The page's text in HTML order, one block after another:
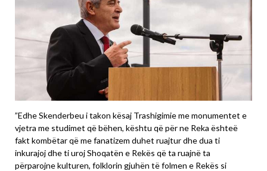
”Edhe Skenderbeu i takon kësaj Trashigimie me monumentet e
vjetra me studimet që bëhen, kështu që për ne Reka ështeë
fakt kombëtar që me fanatizem duhet ruajtur dhe dua ti
inkurajoj dhe ti uroj Shoqatën e Rekës që ta ruajnë ta
përparojne kulturen, folklorin gjuhën të folmen e Rekës si